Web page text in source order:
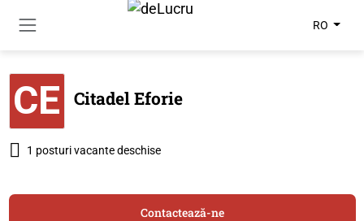
RO
CE Citadel Eforie
1 posturi vacante deschise
Contactează-ne